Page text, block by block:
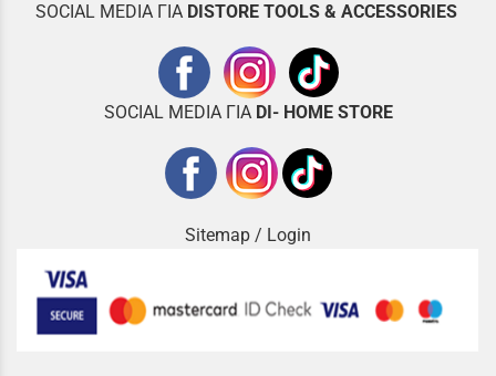
SOCIAL MEDIA ΓΙΑ DISTORE TOOLS & ACCESSORIES
SOCIAL MEDIA ΓΙΑ DI- HOME STORE
Sitemap / Login